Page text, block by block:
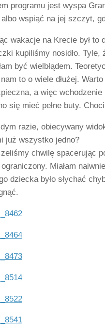
programu jest wyspa
wspiąć na jej szczyt,
wakacje na Krecie był to
kupiliśmy nosidło. Tyle,
być wielbłądem.
nam to o wiele dłużej.
a więc
się mieć pełne buty.
razie, obiecywany
już wszystko jedno?
chwilę spacerując
Miałam
dziecka było słychać